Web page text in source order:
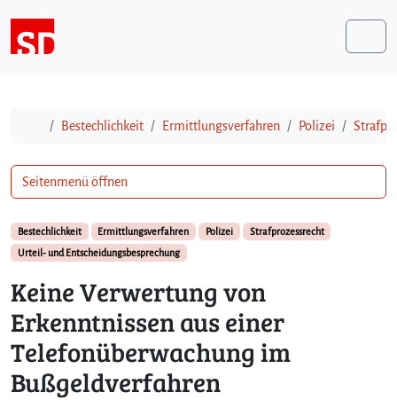
StartBestechlichkeit Ermittlungsverfahren Polizei
Bestechlichkeit Ermittlungsverfahren Polizei
Strafprozessrecht
Urteil- und Entscheidungsbesprechung
Keine Verwertung von
Erkenntnissen aus einer
Telefonüberwachung im
Bußgeldverfahren
Seitenmenü öffnen